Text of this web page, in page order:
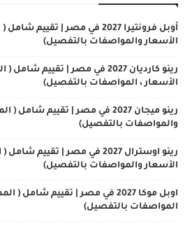
أوبل فرونتيرا 2027 في مصر |
الأسعار والمواصفات بالتفصيل)
رينو كارديان 2027 في مصر | تقييم
الأسعار ، المواصفات بالتفصيل)
رينو ميجان 2027 في مصر | تقييم
والمواصفات بالتفصيل)
رينو اوسترال 2027 في مصر |
الأسعار والمواصفات بالتفصيل)
اوبل موكا 2027 في مصر | تقييم
المواصفات بالتفصيل)